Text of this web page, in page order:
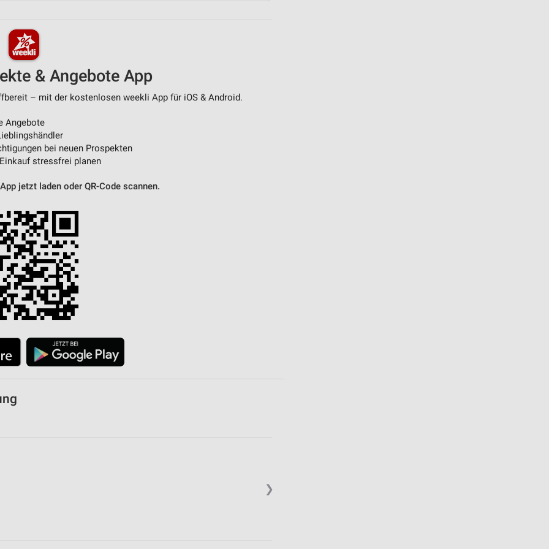
& Angebote App
– mit der kostenlosen weekli App für iOS & Android.
Angebote
bei neuen Prospekten
stressfrei planen
jetzt laden oder QR-Code scannen.
❯
Daten aus verschiedenen